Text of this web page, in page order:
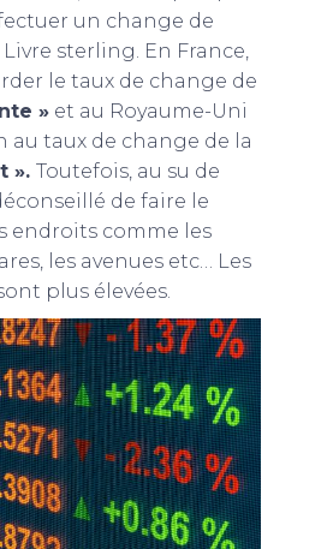
un change de
sterling. En France,
le taux de change de
» et au Royaume-Uni
taux de change de la
». Toutefois, au su de
de faire le
endroits comme les
les avenues etc… Les
plus élevées.